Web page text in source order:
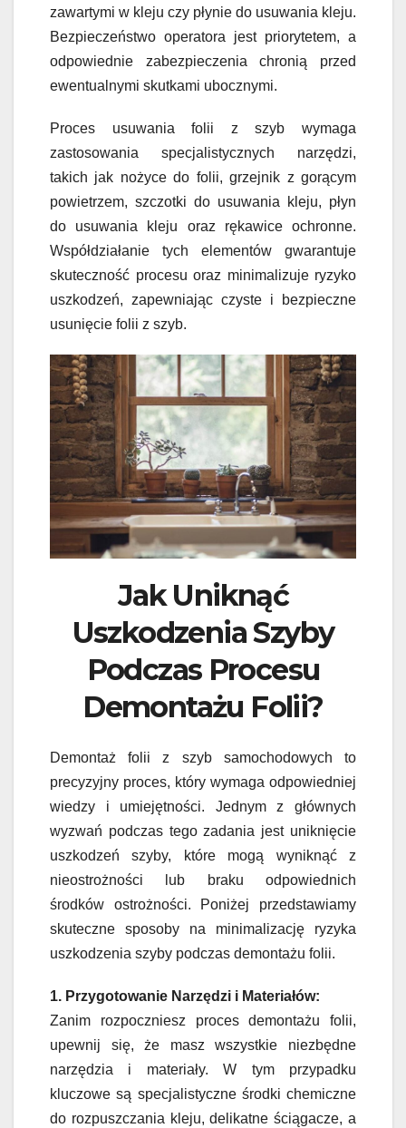
zawartymi w kleju czy płynie do usuwania kleju.
Bezpieczeństwo operatora jest priorytetem, a
odpowiednie zabezpieczenia chronią przed
ewentualnymi skutkami ubocznymi.
Proces usuwania folii z szyb wymaga
zastosowania specjalistycznych narzędzi,
takich jak nożyce do folii, grzejnik z gorącym
powietrzem, szczotki do usuwania kleju, płyn
do usuwania kleju oraz rękawice ochronne.
Współdziałanie tych elementów gwarantuje
skuteczność procesu oraz minimalizuje ryzyko
uszkodzeń, zapewniając czyste i bezpieczne
usunięcie folii z szyb.
Jak Uniknąć
Uszkodzenia Szyby
Podczas Procesu
Demontażu Folii?
Demontaż folii z szyb samochodowych to
precyzyjny proces, który wymaga odpowiedniej
wiedzy i umiejętności. Jednym z głównych
wyzwań podczas tego zadania jest uniknięcie
uszkodzeń szyby, które mogą wyniknąć z
nieostrożności lub braku odpowiednich
środków ostrożności. Poniżej przedstawiamy
skuteczne sposoby na minimalizację ryzyka
uszkodzenia szyby podczas demontażu folii.
1. Przygotowanie Narzędzi i Materiałów:
Zanim rozpoczniesz proces demontażu folii,
upewnij się, że masz wszystkie niezbędne
narzędzia i materiały. W tym przypadku
kluczowe są specjalistyczne środki chemiczne
do rozpuszczania kleju, delikatne ściągacze, a